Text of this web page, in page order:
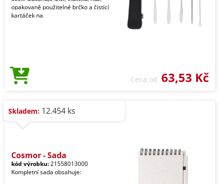
opakovaně použitelné brčko a čisticí
kartáček na
Cena od 63,53 Kč
Skladem: 12.454 ks
Cosmor - Sada
kód výrobku:21558013000
Kompletní sada obsahuje: